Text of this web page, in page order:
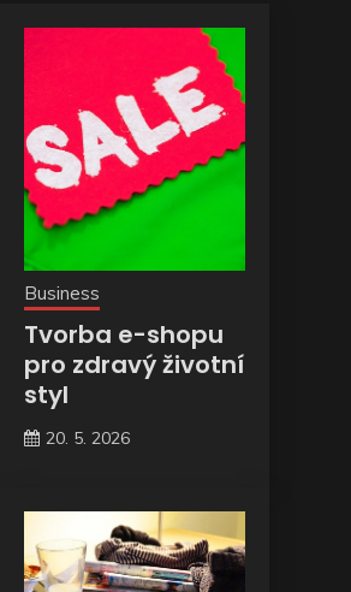
Business
Tvorba e-shopu
pro zdravý životní
styl
20. 5. 2026